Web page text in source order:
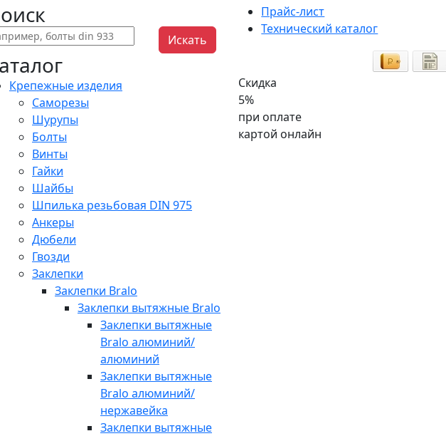
Искать
Крепежные изделия
Саморезы
Шурупы
Болты
Винты
Гайки
Шайбы
Шпилька резьбовая DIN 975
Анкеры
Дюбели
Гвозди
Заклепки
Заклепки Bralo
Заклепки вытяжные Bralo
Заклепки вытяжные
Bralo алюминий/
алюминий
Заклепки вытяжные
Bralo алюминий/
нержавейка
Заклепки вытяжные
Прайс-лист
Технический каталог
Скидка
5%
при оплате
картой онлайн